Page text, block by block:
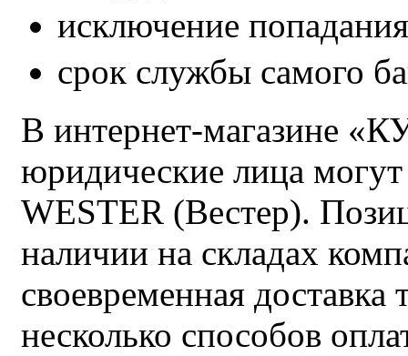
исключение
срок службы самого
В интернет-магазине
юридические лица
WESTER (Вестер).
наличии на складах
своевременная
несколько способов